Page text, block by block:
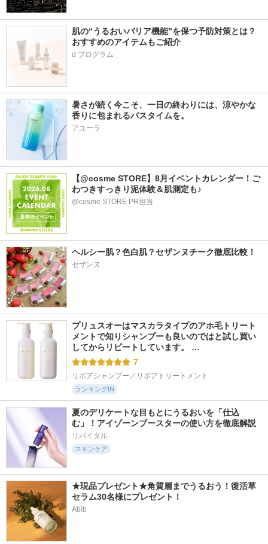
肌の“うるおいバリア機能”を保つ予防対策とは？
おすすめのアイテムもご紹介
d プログラム
暑さが続く今こそ、一日の終わりには、涼やかな
香りに包まれるバスタイムを。
アユーラ
【@cosme STORE】8月イベントカレンダー！ご
わつきすっきり泥体験＆肌測定も♪
@cosme STORE PR担当
ヘルシー肌？色白肌？セザンヌチーク徹底比較！
セザンヌ
プリュスオーはマスカラタイプのアホ毛トリート
メントで知りシャンプーも良いのではと試し買い
してからリピートしています。 …
7
リポアシャンプー／リポアトリートメント
ランキングIN
夏のデリケートな目もとにうるおいを「仕込
む」！アイゾーンブースターの使い方を徹底解説
リバイタル
スキンケア
★現品プレゼント★角質層までうるおう！復活草
セラム30名様にプレゼント！
Abib